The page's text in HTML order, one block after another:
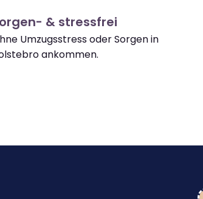
& stressfrei
Umzugsstress oder Sorgen in
ankommen.